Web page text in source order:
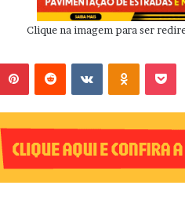
Clique na imagem para ser
VK OK